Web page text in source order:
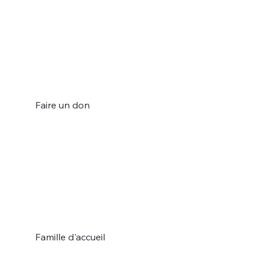
Faire un don
Famille d'accueil